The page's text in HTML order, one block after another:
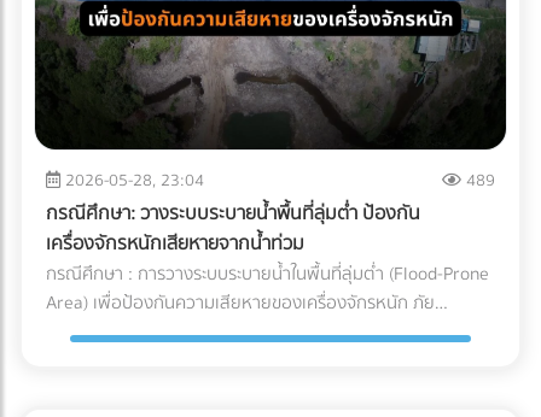
Shelf Life): มัทฉะที่ถูกควบคุมอุณหภูมิมาอย่างดีตั้งแต่ต้นทาง
จะมีอายุการจัดเก็บในคลังสินค้าของโรงงานได้นานขึ้น ช่วยให้ฝ่าย
จัดซื้อบริหารจัดการรอบการสั่งซื้อ (Lead Time) ได้อย่างยืดหยุ่น
บทสรุป คุณภาพของเครื่องดื่มหรืออาหารรสมัทฉะ ไม่ได้เริ่มต้นที่
สายพานการผลิตในโรงงาน แต่เริ่มต้นตั้งแต่การเลือกใช้วัตถุดิบ
และการบริหารจัดการ Supply Chain สำหรับองค์กรและโรงงานผู้
ผลิต การทำความเข้าใจระบบ Cold Chain Logistics และการ
เลือกพาร์ทเนอร์ผู้นำเข้าที่มีมาตรฐานการควบคุมอุณหภูมิที่
รัดกุมและสามารถตรวจสอบย้อนกลับได้ (Traceability) จึงเป็น
กลยุทธ์สำคัญที่จะช่วยปกป้องคุณภาพของสินค้า รักษากำไร และ
สร้างความไว้วางใจให้กับผู้บริโภคได้อย่างยั่งยืน
AGV ให้ชัดเจน โดยเว้นระยะห่างจากทางเดินของมนุษย์
(Pedestrian Walkway) อย่างน้อย 0.5 เมตรตามมาตรฐาน และ
ต้องมีป้ายเตือนในจุดตัดหรือทางแยกที่หุ่นยนต์ต้องวิ่งผ่าน จัด
พื้นที่สถานีชาร์จไฟอัตโนมัติ (Charging Zone): รถ AGV ยุคใหม่
จะวิ่งกลับไปชาร์จแบตเตอรี่เองเมื่อแบตใกล้หมด พื้นที่นี้ต้องมีการ
ระบายอากาศที่ดีเนื่องจากมีความร้อนสูง และต้องติดตั้งระบบตัด
ไฟฉุกเฉิน ตรวจสอบระบบเซนเซอร์กันชน (Safety Laser
Scanner): ก่อนปล่อยรถวิ่งจริง ต้องทดสอบระบบตรวจจับสิ่ง
กีดขวางของรถ AGV ว่าสามารถเบรกหรือชะลอความเร็วได้ทัน
ท่วงทีเมื่อมีพนักงานเดินตัดหน้าตาม มาตรฐานความปลอดภัย
AGV ISO 3691-4 กำลังมองหาผู้เชี่ยวชาญด้านระบบ AGV หรือ
อยากเปลี่ยนคลังสินค้าเป็น Smart Warehouse? ค้นหาและ
2026-05-28, 23:04 489
กรณีศึกษา: วางระบบระบายน้ำพื้นที่ลุ่มต่ำ ป้องกัน
เครื่องจักรหนักเสียหายจากน้ำท่วม
กรณีศึกษา : การวางระบบระบายน้ำในพื้นที่ลุ่มต่ำ (Flood-Prone
Area) เพื่อป้องกันความเสียหายของเครื่องจักรหนัก ภัย
ธรรมชาติและฝนตกหนัก เป็นฝันร้ายของผู้รับเหมาและเจ้าของ